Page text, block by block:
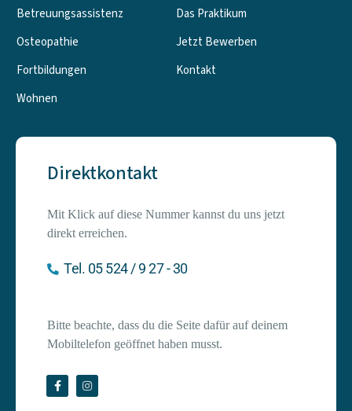
Betreuungsassistenz
Osteopathie
Fortbildungen
Wohnen
Das Praktikum
Jetzt Bewerben
Kontakt
Direktkontakt
Mit Klick auf diese Nummer kannst du uns jetzt
direkt erreichen.
Tel. 05 524 / 9 27 - 30
Bitte beachte, dass du die Seite dafür auf deinem
Mobiltelefon geöffnet haben musst.